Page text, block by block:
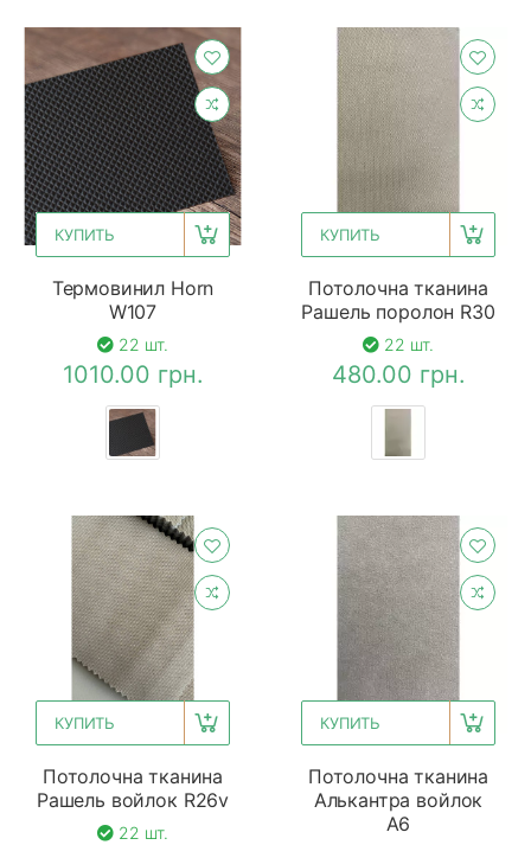
КУПИТЬ
Термовинил Horn
W107
22 шт.
1010.00 грн.
КУПИТЬ
Потолочна тканина
Рашель поролон R30
22 шт.
480.00 грн.
КУПИТЬ
Потолочна тканина
Рашель войлок R26v
22 шт.
КУПИТЬ
Потолочна тканина
Алькантра войлок
A6